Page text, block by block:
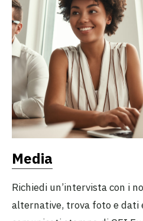
Media
Richiedi un’intervista con i
alternative, trova foto e dati